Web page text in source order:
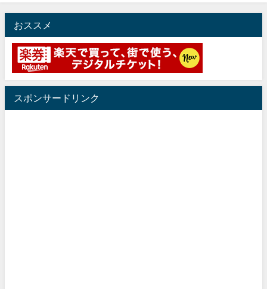
おススメ
スポンサードリンク